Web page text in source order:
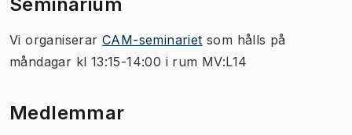
Vi organiserarCAM-seminariet som hålls på
måndagar kl 13:15-14:00 i rum MV:L14
Medlemmar